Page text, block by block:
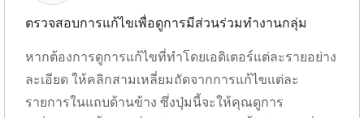
ตรวจสอบการแก้ไขเพื่อดูการมีส่วนร่วมทำงานกลุ่ม
หากต้องการดูการแก้ไขที่ทำโดยเอดิเตอร์แต่ละรายอย่าง
ละเอียด ให้คลิกสามเหลี่ยมถัดจากการแก้ไขแต่ละ
รายการในแถบด้านข้าง ซึ่งปุ่มนี้จะให้คุณดูการ